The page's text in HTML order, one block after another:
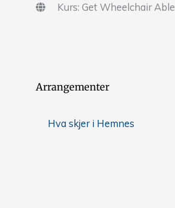
Kurs: Get Wheelchair Able
Arrangementer
Hva skjer i Hemnes